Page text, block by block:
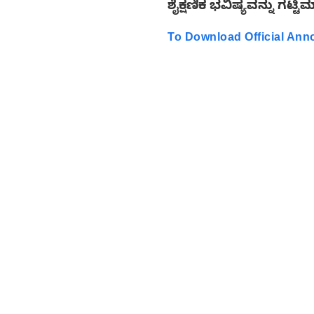
ಶೈಕ್ಷಣಿಕ ಭವಿಷ್ಯವನ್ನು
To Download Official